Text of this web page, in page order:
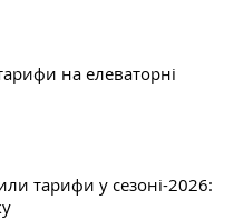
на елеваторні
тарифи у сезоні-2026: